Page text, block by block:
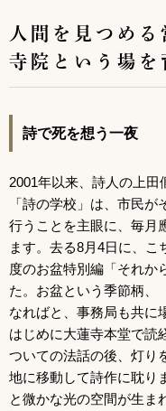
人間を見つめる
寺院という場を
詩で死を想う一夜
2001年以来、詩人の上
「詩の学校」は、市民
行うことを主眼に、毎月
ます。去る8月4日に、
度のお盆特別編「それか
た。お盆という季節柄、
なればと、事務局も共に
はじめに大蓮寺本堂で読
ついての法話の後、灯り
地に移動して詩作に耽り
と微かな光の空間が生ま